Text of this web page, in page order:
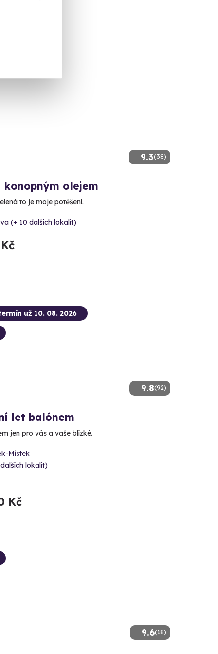
9.3(38)
konopným olejem
to je moje potěšení.
(+ 10 dalších lokalit)
9.8(92)
už 10. 08. 2026
let balónem
jen pro vás a vaše blízké.
Místek
lokalit)
Kč
9.6(18)